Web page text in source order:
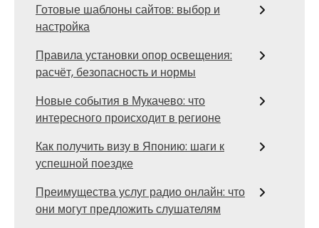
Готовые шаблоны сайтов: выбор и
настройка
Правила установки опор освещения:
расчёт, безопасность и нормы
Новые события в Мукачево: что
интересного происходит в регионе
Как получить визу в Японию: шаги к
успешной поездке
Преимущества услуг радио онлайн: что
они могут предложить слушателям